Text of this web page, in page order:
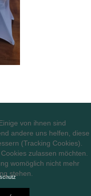
von ihnen sind
andere uns helfen, diese
(Tracking Cookies).
zulassen möchten.
womöglich nicht mehr
stehen.